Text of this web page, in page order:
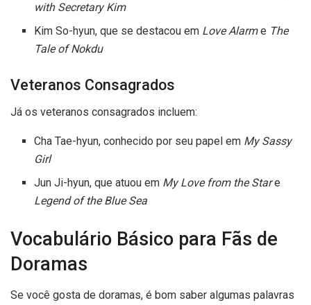
with Secretary Kim
Kim So-hyun, que se destacou em Love Alarme The
Tale of Nokdu
Veteranos Consagrados
Já os veteranos consagrados incluem:
Cha Tae-hyun, conhecido por seu papel em My Sassy
Girl
Jun Ji-hyun, que atuou em My Love from the Stare
Legend of the Blue Sea
Vocabulário Básico para Fãs de
Doramas
Se você gosta de doramas, é bom saber algumas palavras